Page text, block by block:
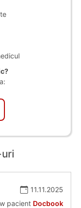
11.11.2025
pacient Docbook